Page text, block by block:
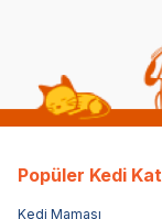
Popüler Kedi
Kedi Maması